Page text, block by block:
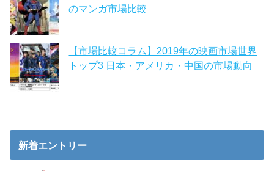
のマンガ市場比較
【市場比較コラム】2019年の映画市場世界
トップ3 日本・アメリカ・中国の市場動向
新着エントリー